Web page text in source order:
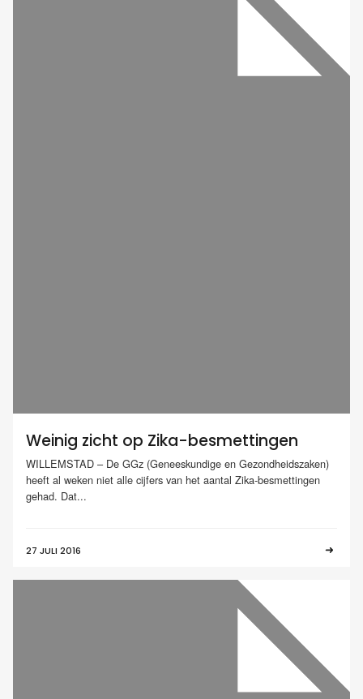
Weinig zicht op Zika-besmettingen
WILLEMSTAD – De GGz (Geneeskundige en Gezondheidszaken)
heeft al weken niet alle cijfers van het aantal Zika-besmettingen
gehad. Dat...
27 JULI 2016